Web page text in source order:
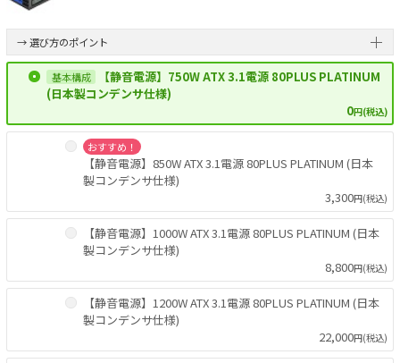
→ 選び方のポイント
【静音電源】750W ATX 3.1電源 80PLUS PLATINUM
(日本製コンデンサ仕様)
0円(税込)
おすすめ！
【静音電源】850W ATX 3.1電源 80PLUS PLATINUM (日本
製コンデンサ仕様)
3,300円(税込)
【静音電源】1000W ATX 3.1電源 80PLUS PLATINUM (日本
製コンデンサ仕様)
8,800円(税込)
【静音電源】1200W ATX 3.1電源 80PLUS PLATINUM (日本
製コンデンサ仕様)
22,000円(税込)